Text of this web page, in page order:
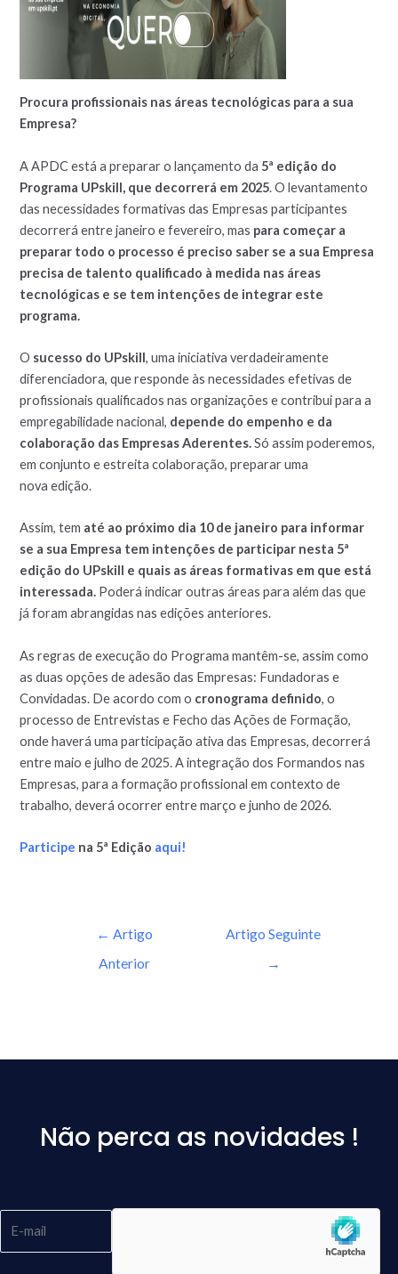
Procura profissionais nas áreas tecnológicas para a sua
Empresa?
A APDC está a preparar o lançamento da 5ª edição do
Programa UPskill, que decorrerá em 2025. O levantamento
das necessidades formativas das Empresas participantes
decorrerá entre janeiro e fevereiro, mas para começar a
preparar todo o processo é preciso saber se a sua Empresa
precisa de talento qualificado à medida nas áreas
tecnológicas e se tem intenções de integrar este
programa.
O sucesso do UPskill, uma iniciativa verdadeiramente
diferenciadora, que responde às necessidades efetivas de
profissionais qualificados nas organizações e contribui para a
empregabilidade nacional, depende do empenho e da
colaboração das Empresas Aderentes.Só assim poderemos,
em conjunto e estreita colaboração, preparar uma
nova edição.
Assim, tem até ao próximo dia 10 de janeiro para informar
se a sua Empresa tem intenções de participar nesta 5ª
edição do UPskill e quais as áreas formativas em que está
interessada. Poderá indicar outras áreas para além das que
já foram abrangidas nas edições anteriores.
As regras de execução do Programa mantêm-se, assim como
as duas opções de adesão das Empresas: Fundadoras e
Convidadas. De acordo com o cronograma definido, o
processo de Entrevistas e Fecho das Ações de Formação,
onde haverá uma participação ativa das Empresas, decorrerá
entre maio e julho de 2025. A integração dos Formandos nas
Empresas, para a formação profissional em contexto de
trabalho, deverá ocorrer entre março e junho de 2026.
Participe na 5ª Edição aqui!
← Artigo
Anterior
Artigo Seguinte
→
Não perca as novidades !